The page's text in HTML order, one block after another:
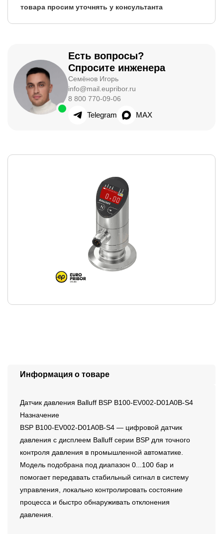
товара просим уточнять у консультанта
Есть вопросы?
Спросите инженера
Семёнов Игорь
info@mail.eupribor.ru
8 800 770-09-06
Telegram MAX
Информация о товаре
Датчик давления Balluff BSP B100-EV002-D01A0B-S4
Назначение
BSP B100-EV002-D01A0B-S4 — цифровой датчик
давления с дисплеем Balluff серии BSP для точного
контроля давления в промышленной автоматике.
Модель подобрана под диапазон 0...100 бар и
помогает передавать стабильный сигнал в систему
управления, локально контролировать состояние
процесса и быстро обнаруживать отклонения
давления.